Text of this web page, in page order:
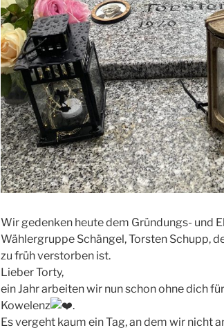
Wir gedenken heute dem Gründungs- und
Wählergruppe Schängel, Torsten Schupp,
zu früh verstorben ist.
Lieber Torty,
ein Jahr arbeiten wir nun schon ohne dich
Kowelenz
.
Es vergeht kaum ein Tag, an dem wir nicht